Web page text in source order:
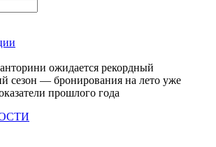
ожидается рекордный
сезон — бронирования на лето уже
прошлого года